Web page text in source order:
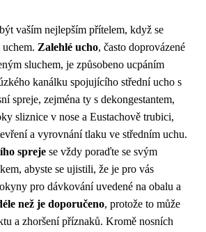
vaším nejlepším přítelem, když se
Zalehlé ucho, často doprovázené
sluchem, je způsobeno ucpáním
kanálku spojujícího střední ucho s
spreje, zejména ty s dekongestantem,
sliznice v nose a Eustachově trubici,
a vyrovnání tlaku ve středním uchu.
spreje se vždy poraďte se svým
abyste se ujistili, že je pro vás
pro dávkování uvedené na obalu a
než je doporučeno, protože to může
a zhoršení příznaků. Kromě nosních